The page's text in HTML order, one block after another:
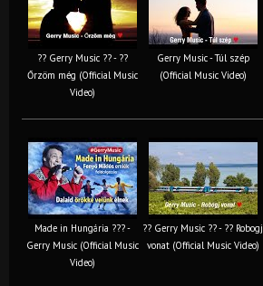
?? Gerry Music ?? - ??
Őrzöm még (Official Music
Video)
Gerry Music - Túl szép
(Official Music Video)
Made in Hungária ??? -
Gerry Music (Official Music
Video)
?? Gerry Music ?? - ?? Robogj
vonat (Official Music Video)